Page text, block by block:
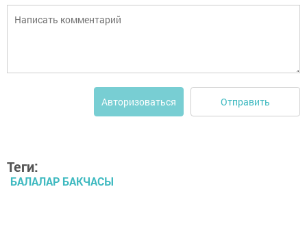
Авторизоваться Отправить
Теги:
БАЛАЛАР БАКЧАСЫ